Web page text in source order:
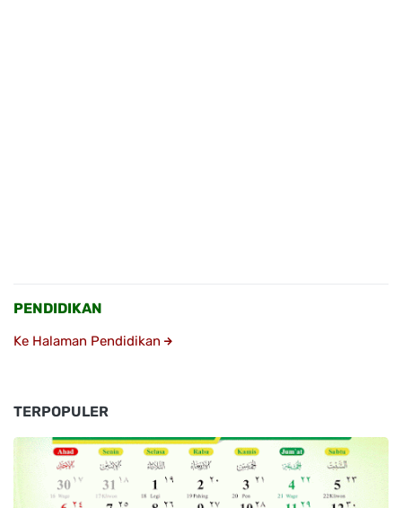
PENDIDIKAN
Ke Halaman Pendidikan
TERPOPULER